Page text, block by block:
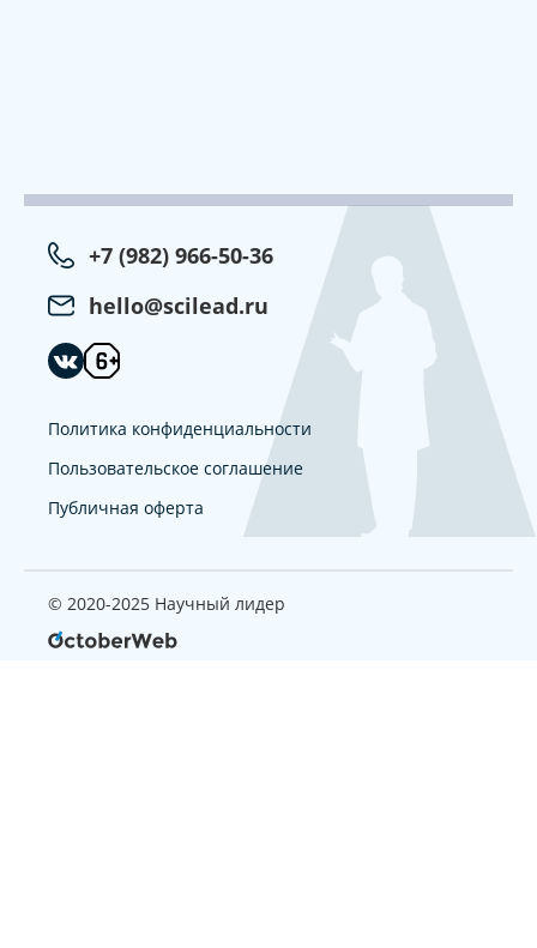
+7 (982) 966-50-36
hello@scilead.ru
Политика конфиденциальности
Пользовательское соглашение
Публичная оферта
© 2020-2025 Научный лидер